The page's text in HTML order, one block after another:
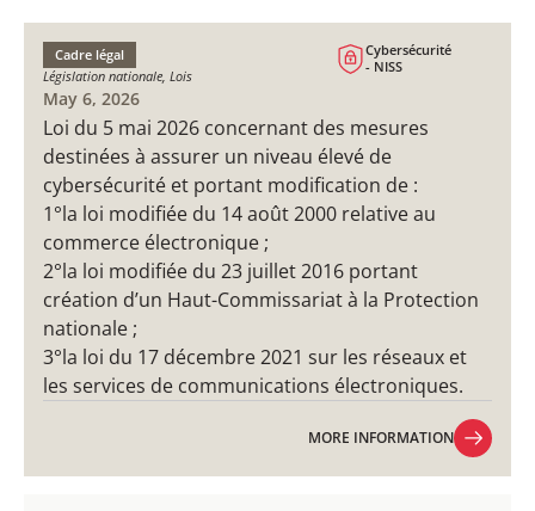
Loi du 5 mai 2026 concernant des mesures
destinées à assurer un niveau élevé de
cybersécurité et portant modification de :
1°la loi modifiée du 14 août 2000 relative au
commerce électronique ;
2°la loi modifiée du 23 juillet 2016 portant
création d’un Haut-Commissariat à la Protection
nationale ;
3°la loi du 17 décembre 2021 sur les réseaux et
les services de communications électroniques.
Cadre légal
Législation nationale, Lois
Cybersécurité
- NISS
May 6, 2026
MORE INFORMATION
MORE INFORMATION